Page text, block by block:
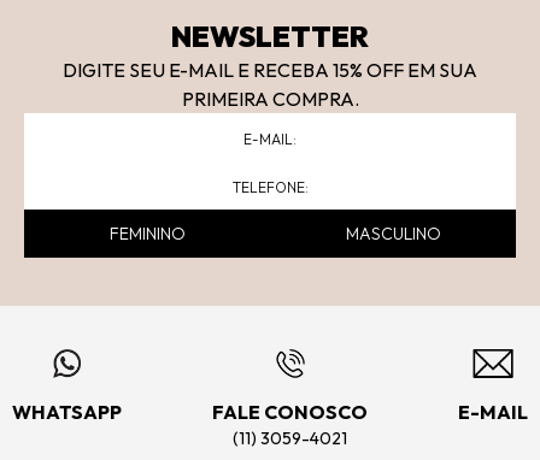
NEWSLETTER
DIGITE SEU E-MAIL E RECEBA 15% OFF EM SUA
PRIMEIRA COMPRA.
FEMININO MASCULINO
WHATSAPP FALE CONOSCO
(11) 3059-4021
E-MAIL